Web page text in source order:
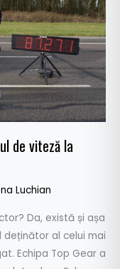
de viteză la
Luchian
Da, există și așa
deținător al celui mai
Echipa Top Gear a